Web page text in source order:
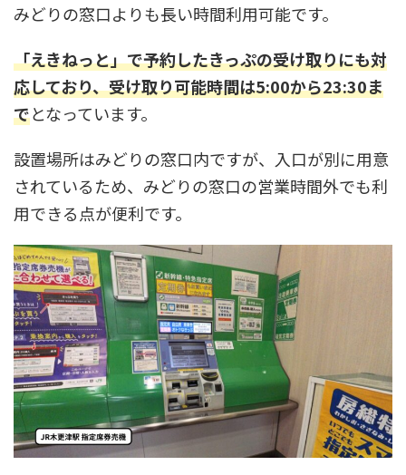
みどりの窓口よりも長い時間利用可能です。
「えきねっと」で予約したきっぷの受け取りにも対
応しており、受け取り可能時間は5:00から23:30ま
でとなっています。
設置場所はみどりの窓口内ですが、入口が別に用意
されているため、みどりの窓口の営業時間外でも利
用できる点が便利です。